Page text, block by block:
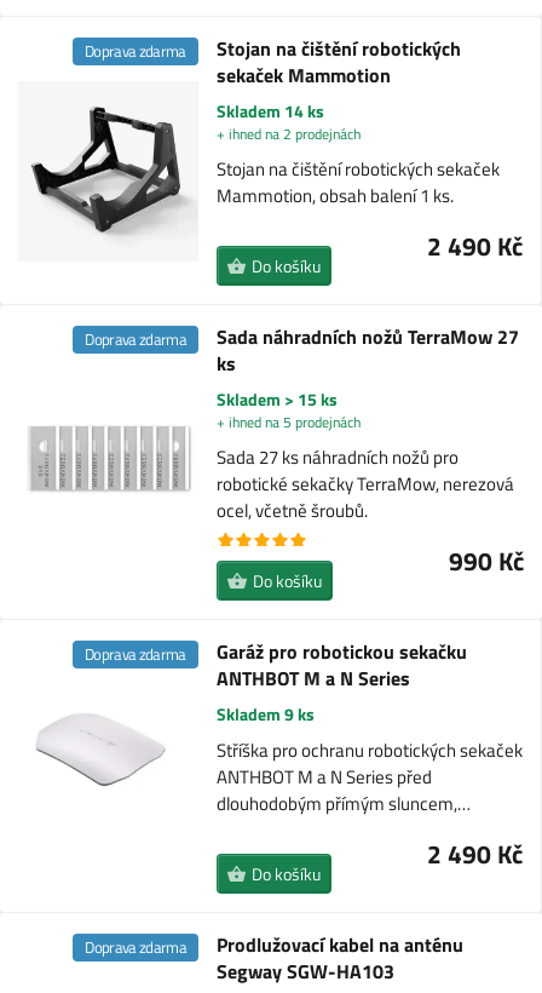
Stojan na čištění robotických
sekaček Mammotion
Doprava zdarma
Skladem 14 ks
+ ihned na 2 prodejnách
Stojan na čištění robotických sekaček
Mammotion, obsah balení 1 ks.
2 490 Kč
Do košíku
Sada náhradních nožů TerraMow 27
ks
Doprava zdarma
Skladem > 15 ks
+ ihned na 5 prodejnách
Sada 27 ks náhradních nožů pro
robotické sekačky TerraMow, nerezová
ocel, včetně šroubů.
990 Kč
Do košíku
Garáž pro robotickou sekačku
ANTHBOT M a N Series
Doprava zdarma
Skladem 9 ks
Stříška pro ochranu robotických sekaček
ANTHBOT M a N Series před
dlouhodobým přímým sluncem,…
2 490 Kč
Do košíku
Prodlužovací kabel na anténu
Segway SGW-HA103
Doprava zdarma